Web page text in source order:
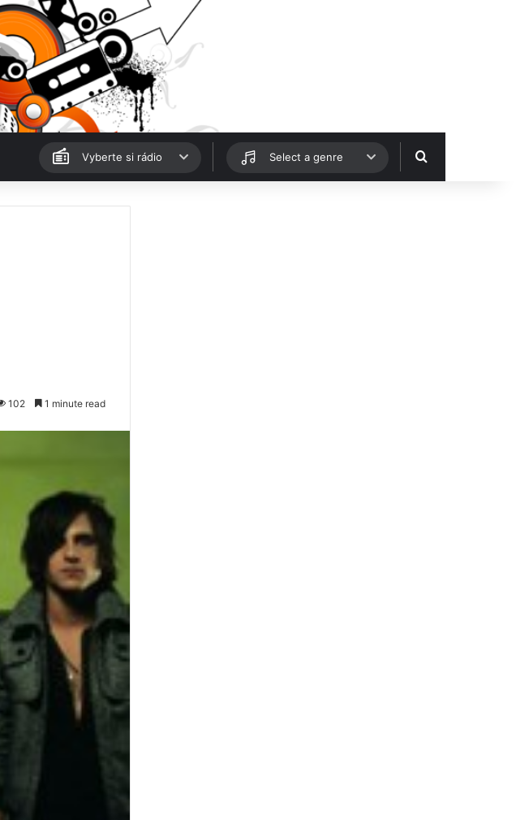
Vyberte si rádio Select a genre Hledat
102 1 minute read